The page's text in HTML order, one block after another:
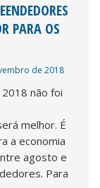
PARA OS
de 2018
não foi
melhor. É
a economia
agosto e
Para